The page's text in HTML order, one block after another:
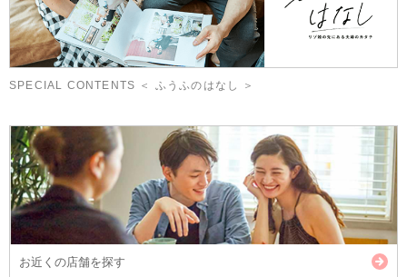
SPECIAL CONTENTS ＜ ふうふのはなし ＞
お近くの店舗を探す